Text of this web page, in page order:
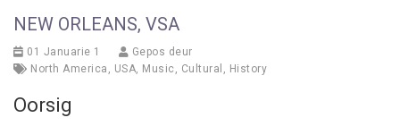
NEW ORLEANS, VSA
01 Januarie 1
Gepos deur
North America , USA, Music , Cultural , History
Oorsig